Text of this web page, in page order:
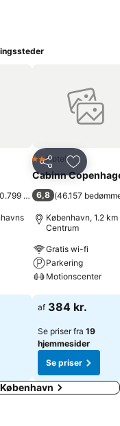
bedømmelser)
Del Føj til
2 Stjerner
Hotel
Cabinn
6,8 (46.157
København, 1.2
Centrum
Gratis wi-fi
Parkering
Motionscenter
Se priser
af 384 kr.
Se priser fra 19
hjemmesider
Se priser